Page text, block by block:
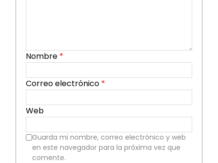
Nombre *
Correo electrónico *
Web
Guarda mi nombre, correo electrónico y web
en este navegador para la próxima vez que
comente.